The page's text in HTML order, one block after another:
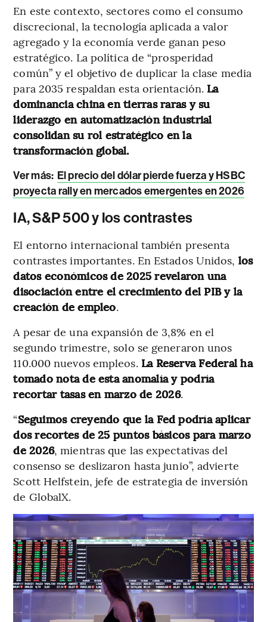
En este contexto, sectores como el consumo
discrecional, la tecnología aplicada a valor
agregado y la economía verde ganan peso
estratégico. La política de “prosperidad
común” y el objetivo de duplicar la clase media
para 2035 respaldan esta orientación. La
dominancia china en tierras raras y su
liderazgo en automatización industrial
consolidan su rol estratégico en la
transformación global.
Ver más: El precio del dólar pierde fuerza y HSBC
proyecta rally en mercados emergentes en 2026
IA, S&P 500 y los contrastes
El entorno internacional también presenta
contrastes importantes. En Estados Unidos, los
datos económicos de 2025 revelaron una
disociación entre el crecimiento del PIB y la
creación de empleo.
A pesar de una expansión de 3,8% en el
segundo trimestre, solo se generaron unos
110.000 nuevos empleos. La Reserva Federal ha
tomado nota de esta anomalía y podría
recortar tasas en marzo de 2026.
“Seguimos creyendo que la Fed podría aplicar
dos recortes de 25 puntos básicos para marzo
de 2026, mientras que las expectativas del
consenso se deslizaron hasta junio”, advierte
Scott Helfstein, jefe de estrategia de inversión
de GlobalX.